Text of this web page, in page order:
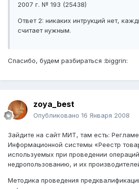
2007 г. № 193 (25438)
Ответ 2: никаких интрукций нет,
считает нужным.
Спасибо, будем разбираться :biggrin:
zoya_best
Опубликовано 16 Января 2008
Зайдите на сайт МИТ, там есть:
Информационной системы «Реестр
используемых при проведении
недропользованию, и их
Методика проведения